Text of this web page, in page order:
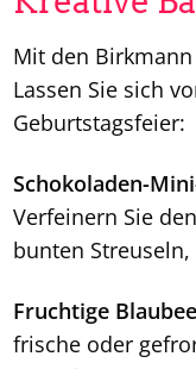
Mit den
Lassen Sie sich
Geburtstagsfeier:
Schokoladen-
Verfeinern Sie
bunten
Fruchtige
frische oder